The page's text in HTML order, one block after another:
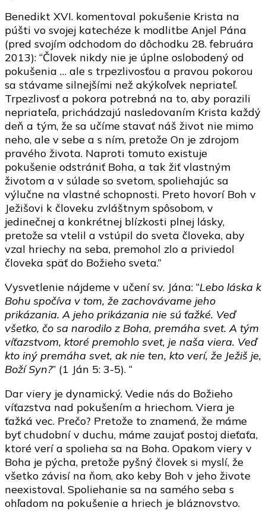
Benedikt XVI. komentoval pokušenie Krista na
púšti vo svojej katechéze k modlitbe Anjel Pána
(pred svojím odchodom do dôchodku 28. februára
2013): “Človek nikdy nie je úplne oslobodený od
pokušenia … ale s trpezlivosťou a pravou pokorou
sa stávame silnejšími než akýkoľvek nepriateľ.
Trpezlivosť a pokora potrebná na to, aby porazili
nepriateľa, prichádzajú nasledovaním Krista každý
deň a tým, že sa učíme stavať náš život nie mimo
neho, ale v sebe a s ním, pretože On je zdrojom
pravého života. Naproti tomuto existuje
pokušenie odstrániť Boha, a tak žiť vlastným
životom a v súlade so svetom, spoliehajúc sa
výlučne na vlastné schopnosti. Preto hovorí Boh v
Ježišovi k človeku zvláštnym spôsobom, v
jedinečnej a konkrétnej blízkosti plnej lásky,
pretože sa vtelil a vstúpil do sveta človeka, aby
vzal hriechy na seba, premohol zlo a priviedol
človeka späť do Božieho sveta.”
Vysvetlenie nájdeme v učení sv. Jána: “Lebo láska k
Bohu spočíva v tom, že zachovávame jeho
prikázania. A jeho prikázania nie sú ťažké. Veď
všetko, čo sa narodilo z Boha, premáha svet. A tým
víťazstvom, ktoré premohlo svet, je naša viera. Veď
kto iný premáha svet, ak nie ten, kto verí, že Ježiš je,
Boží Syn?” (1 Ján 5: 3-5). “
Dar viery je dynamický. Vedie nás do Božieho
víťazstva nad pokušením a hriechom. Viera je
ťažká vec. Prečo? Pretože to znamená, že máme
byť chudobní v duchu, máme zaujať postoj dieťaťa,
ktoré verí a spolieha sa na Boha. Opakom viery v
Boha je pýcha, pretože pyšný človek si myslí, že
všetko závisí na ňom, ako keby Boh v jeho živote
neexistoval. Spoliehanie sa na samého seba s
ohľadom na pokušenie a hriech je bláznovstvo.